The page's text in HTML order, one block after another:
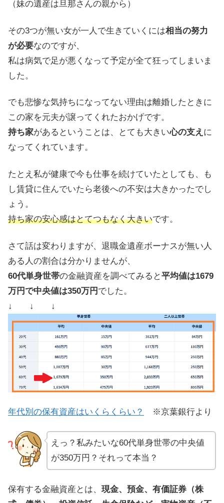
（妹の遺産は旦那さんの親から）
その3つが無い女が一人で生きていくには相当の努力
が必要なのですが、
私は病気で足が悪くなって予定が全て狂ってしまいま
した。
でも悲惨な気持ちになってない理由は離婚したときに
この家を元夫が譲ってくれたおかげです。
持ち家があるということは、とても大きい心の支え に
なってくれています。
たとえ私が健康で今も仕事を続けていたとしても、も
し賃貸に住んでいたら老後への不安は大きかったでし
ょう。
持ち家の安心感はとてつもなく大きいです。
さて話は変わりますが、退職金遺産ボーナスが無い人
ある人の割合は分かりませんが、
60代単身世帯の金融資産を調べてみると平均値は1679
万円で中央値は350万円 でした。
↓ ↓ ↓
年代別の保有資産はいくらくらい？ ※京葉銀行より
えっ？私みたいな60代単身世帯の中央値
が350万円？それって本当？
保有する金融資産とは、 現金、預金、有価証券（株